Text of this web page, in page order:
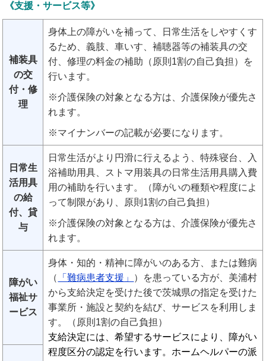
《支援・サービス等》
補装具
の交
付・修
理
身体上の障がいを補って、日常生活をしやすくす
るため、義肢、車いす、補聴器等の補装具の交
付、修理の料金の補助（原則1割の自己負担）を
行います。
※介護保険の対象となる方は、介護保険が優先さ
れます。
※マイナンバーの記載が必要になります。
日常生
活用具
の給
付、貸
与
日常生活がより円滑に行えるよう、特殊寝台、入
浴補助用具、ストマ用装具の日常生活用具購入費
用の補助を行います。（障がいの種類や程度によ
って制限があり、原則1割の自己負担）
※介護保険の対象となる方は、介護保険が優先さ
れます。
障がい
福祉サ
ービス
身体・知的・精神に障がいのある方、または難病
（
「難病患者支援」 ）を患っている方が、美浦村
から支給決定を受けた後で茨城県の指定を受けた
事業所・施設と契約を結び、サービスを利用しま
す。（原則1割の自己負担）
支給決定には、希望するサービスにより、障がい
程度区分の認定を行います。ホームヘルパーの派